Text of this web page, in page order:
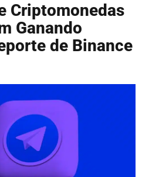
Criptomonedas
Ganando
de Binance